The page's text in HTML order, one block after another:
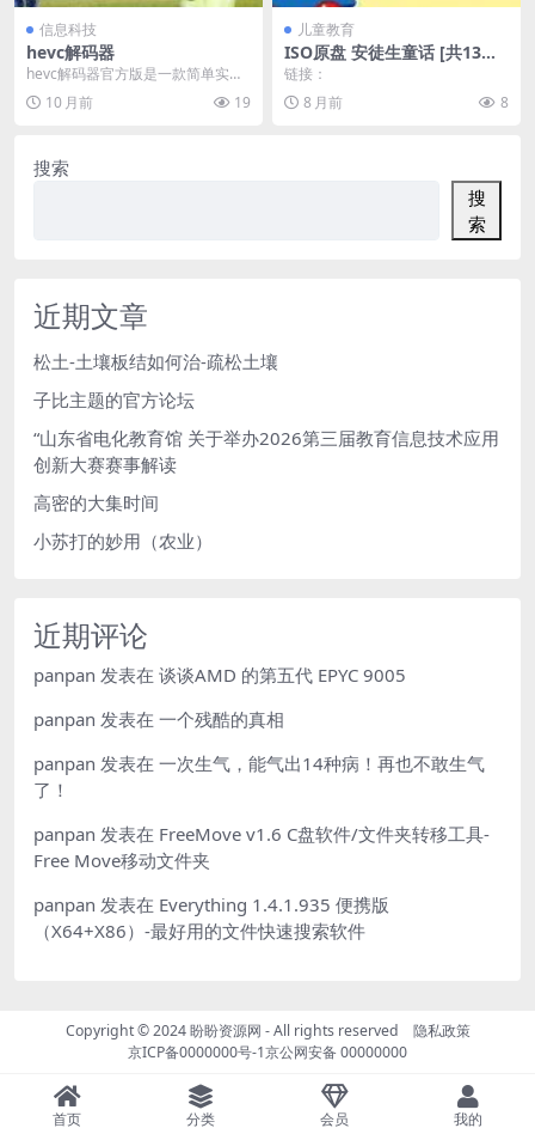
信息科技
hevc解码器
hevc解码器官方版是一款简单实用
的hevc编码分析工具。 hevc解码器
能够帮...
10 月前 19
儿童教育
ISO原盘 安徒生童话 [共13碟]
经典DVD合集 46.3GB
链接：
8 月前
8
搜索
搜
索
近期文章
松土-土壤板结如何治-疏松土壤
子比主题的官方论坛
“山东省电化教育馆 关于举办2026第三届教育信息技术应用
创新大赛赛事解读
高密的大集时间
小苏打的妙用（农业）
近期评论
panpan 发表在 谈谈AMD 的第五代 EPYC 9005
panpan 发表在 一个残酷的真相
panpan 发表在 一次生气，能气出14种病！再也不敢生气
了！
panpan 发表在 FreeMove v1.6 C盘软件/文件夹转移工具-
Free Move移动文件夹
panpan 发表在 Everything 1.4.1.935 便携版
（X64+X86）-最好用的文件快速搜索软件
Copyright © 2024盼盼资源网 - All rights reserved 隐私政策
京ICP备0000000号-1京公网安备 00000000
首页 分类 会员 我的